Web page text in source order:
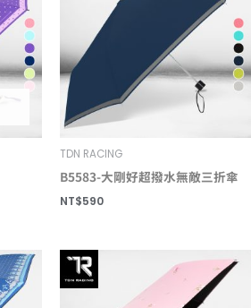
TDN RACING
B5583-大剛好超撥水無敵三折傘
NT$590